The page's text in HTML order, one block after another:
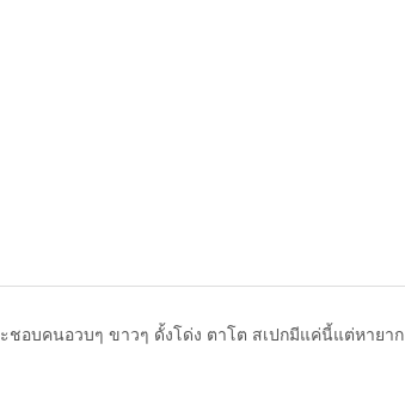
ชอบคนอวบๆ ขาวๆ ดั้งโด่ง ตาโต สเปกมีแค่นี้แต่หายาก